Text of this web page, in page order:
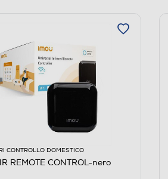
CONTROLLO DOMESTICO
REMOTE CONTROL-nero